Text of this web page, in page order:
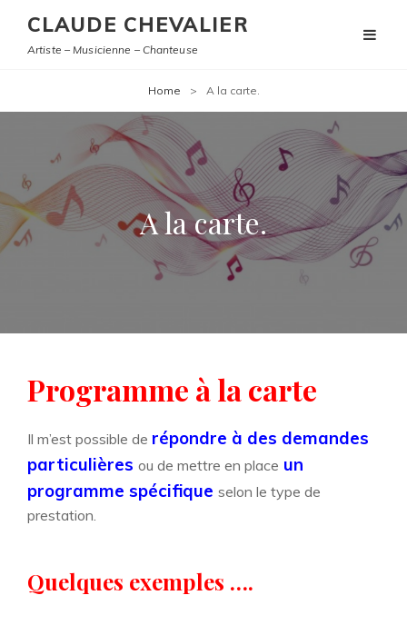
CLAUDE CHEVALIER
Artiste – Musicienne – Chanteuse
Home > A la carte.
A la carte.
Programme à la carte
Il m’est possible de répondre à des demandes
particulières ou de mettre en place un
programme spécifique selon le type de
prestation.
Quelques exemples ….